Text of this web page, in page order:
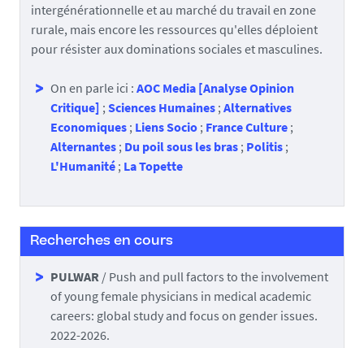
intergénérationnelle et au marché du travail en zone
rurale, mais encore les ressources qu'elles déploient
pour résister aux dominations sociales et masculines.
On en parle ici : AOC Media [Analyse Opinion
Critique] ; Sciences Humaines ; Alternatives
Economiques ; Liens Socio ; France Culture ;
Alternantes ; Du poil sous les bras ; Politis ;
L'Humanité ; La Topette
Recherches en cours
PULWAR / Push and pull factors to the involvement
of young female physicians in medical academic
careers: global study and focus on gender issues.
2022-2026.